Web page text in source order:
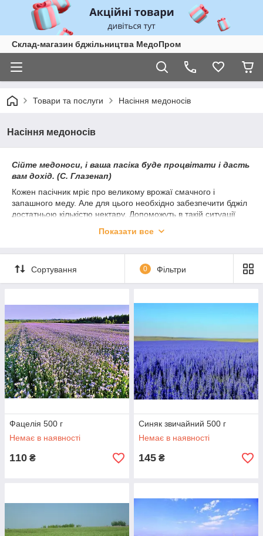
Склад-магазин бджільництва МедоПром
Товари та послуги Насіння медоносів
Насіння медоносів
Сійте медоноси, і ваша пасіка буде процвітати і дасть
вам дохід. (С. Глазенап)
Кожен пасічник мріє про великому врожаї смачного і
запашного меду. Але для цього необхідно забезпечити бджіл
достатньою кількістю нектару. Допоможуть в такій ситуації
виробляти підвищену кількість нектару і пилку.
Показати все
Сортування 0 Фільтри
Фацелія 500 г
Немає в наявності
110 ₴
Синяк звичайний 500 г
Немає в наявності
145 ₴